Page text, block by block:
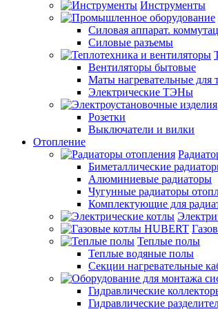
Инструменты
Силовая аппарат.
Силовые разъемы
Вентиляторы бытовые
Маты нагревательные для
Электрические ТЭНы
Розетки
Выключатели и вилки
Отопление
Биметаллические
Алюминиевые радиаторы
Чугунные радиаторы
Комплектующие для
Теплые полы
Теплые водяные полы
Секции нагревательные
Гидравлические
Гидравлические